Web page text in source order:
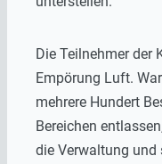
Die Teilnehmer der
Empörung Luft.
mehrere Hundert
Bereichen
die Verwaltung und